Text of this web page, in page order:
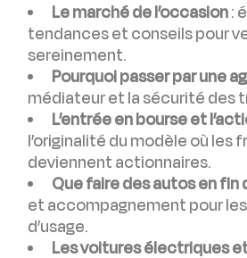
Le marché de l’occasion:
tendances et conseils pour
sereinement.
Pourquoi passer par une
médiateur et la sécurité des
L’entrée en bourse et
l’originalité du modèle où les
deviennent actionnaires.
Que faire des autos en fin
et accompagnement pour
d’usage.
Les voitures électriques